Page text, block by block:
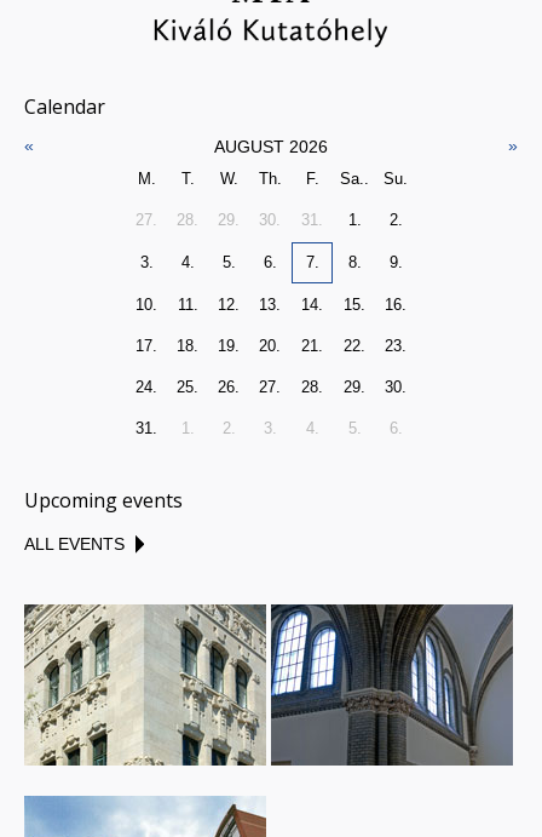
Calendar
« AUGUST 2026 »
M. T. W. Th. F. Sa.. Su.
27. 28. 29. 30. 31. 1. 2.
3. 4. 5. 6. 7. 8. 9.
10. 11. 12. 13. 14. 15. 16.
17. 18. 19. 20. 21. 22. 23.
24. 25. 26. 27. 28. 29. 30.
31. 1. 2. 3. 4. 5. 6.
Upcoming events
ALL EVENTS